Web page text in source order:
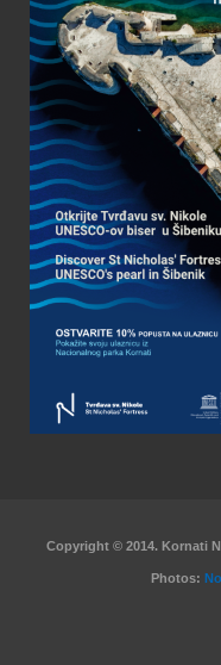
Copyright © 2014.
Photos: